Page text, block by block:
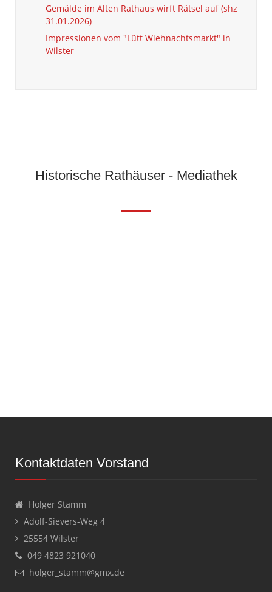
Gemälde im Alten Rathaus wirft Rätsel auf (shz
31.01.2026)
Impressionen vom "Lütt Wiehnachtsmarkt" in
Wilster
Historische Rathäuser - Mediathek
Kontaktdaten Vorstand
Holger Stamm
Adolf-Sievers-Weg 4
25554 Wilster
049 4823 921040
holger_stamm@gmx.de